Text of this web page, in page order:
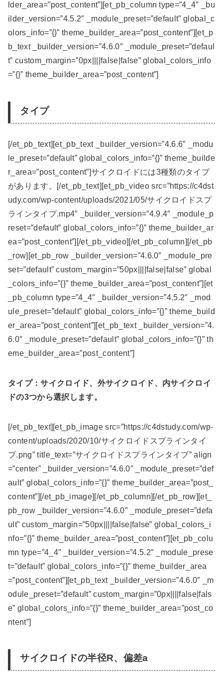
lder_area=”post_content”][et_pb_column type=”4_4″ _bu
ilder_version=”4.5.2″ _module_preset=”default” global_c
olors_info=”{}” theme_builder_area=”post_content”][et_p
b_text _builder_version=”4.6.0″ _module_preset=”defaul
t” custom_margin=”0px||||false|false” global_colors_info
=”{}” theme_builder_area=”post_content”]
タイプ
[/et_pb_text][et_pb_text _builder_version=”4.6.6″ _modu
le_preset=”default” global_colors_info=”{}” theme_builde
r_area=”post_content”]サイクロイドには3種類のタイプ
があります。[/et_pb_text][et_pb_video src=”https://c4dst
udy.com/wp-content/uploads/2021/05/サイクロイドスプ
ラインタイプ.mp4″ _builder_version=”4.9.4″ _module_p
reset=”default” global_colors_info=”{}” theme_builder_ar
ea=”post_content”][/et_pb_video][/et_pb_column][/et_pb
_row][et_pb_row _builder_version=”4.6.0″ _module_pre
set=”default” custom_margin=”50px||||false|false” global
_colors_info=”{}” theme_builder_area=”post_content”][et
_pb_column type=”4_4″ _builder_version=”4.5.2″ _mod
ule_preset=”default” global_colors_info=”{}” theme_build
er_area=”post_content”][et_pb_text _builder_version=”4.
6.0″ _module_preset=”default” global_colors_info=”{}” th
eme_builder_area=”post_content”]
タイプ：サイクロイド、外サイクロイド、内サイクロイ
ドの3つから選択します。
[/et_pb_text][et_pb_image src=”https://c4dstudy.com/wp-
content/uploads/2020/10/サイクロイドスプラインタイ
プ.png” title_text=”サイクロイドスプラインタイプ” align
=”center” _builder_version=”4.6.0″ _module_preset=”def
ault” global_colors_info=”{}” theme_builder_area=”post_
content”][/et_pb_image][/et_pb_column][/et_pb_row][et_
pb_row _builder_version=”4.6.0″ _module_preset=”defa
ult” custom_margin=”50px||||false|false” global_colors_i
nfo=”{}” theme_builder_area=”post_content”][et_pb_colu
mn type=”4_4″ _builder_version=”4.5.2″ _module_prese
t=”default” global_colors_info=”{}” theme_builder_area
=”post_content”][et_pb_text _builder_version=”4.6.0″ _m
odule_preset=”default” custom_margin=”0px||||false|fals
e” global_colors_info=”{}” theme_builder_area=”post_co
ntent”]
サイクロイドの半径R、偏差a